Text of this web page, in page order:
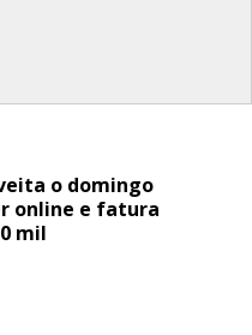
o domingo
online e fatura
mil